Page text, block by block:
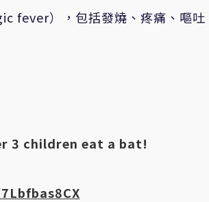
fever），包括發燒、疼痛、嘔吐
3 children eat a bat!